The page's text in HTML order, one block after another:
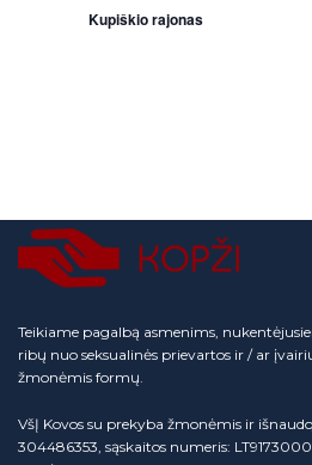
Kupiškio rajonas
Teikiame pagalbą asmenims,
ribų nuo seksualinės prievartos ir / ar
žmonėmis formų.
VšĮ Kovos su prekyba žmonėmis ir
304486353, sąskaitos numeris: